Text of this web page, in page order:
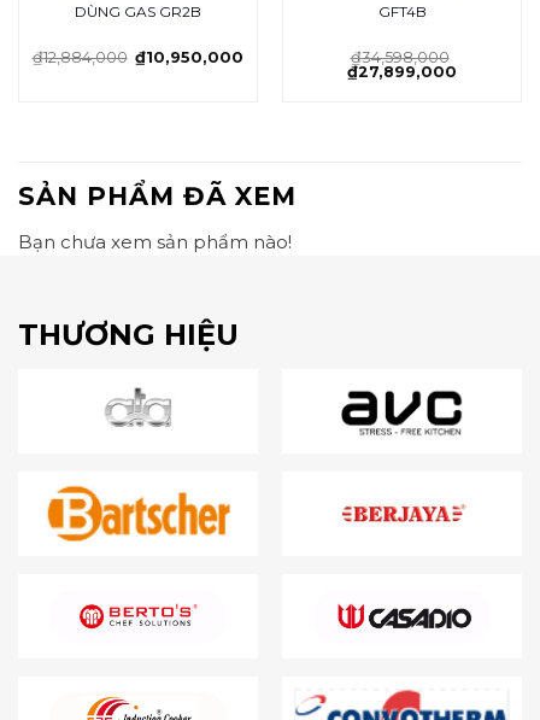
DÙNG GAS GR2B
₫12,884,000 ₫10,950,000
GFT4B
₫34,598,000
₫27,899,000
SẢN PHẨM ĐÃ XEM
Bạn chưa xem sản phẩm nào!
THƯƠNG HIỆU